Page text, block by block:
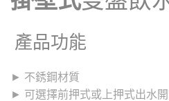
產品功能
► 不銹鋼材質
► 可選擇前押式或上押式出水